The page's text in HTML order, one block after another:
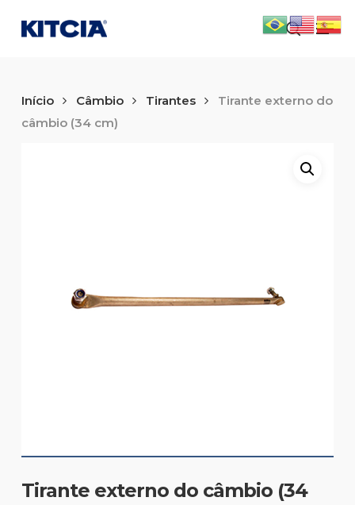
main
search
Início Câmbio Tirantes
Tirante externo do
câmbio (34 cm)
Tirante externo do câmbio (34